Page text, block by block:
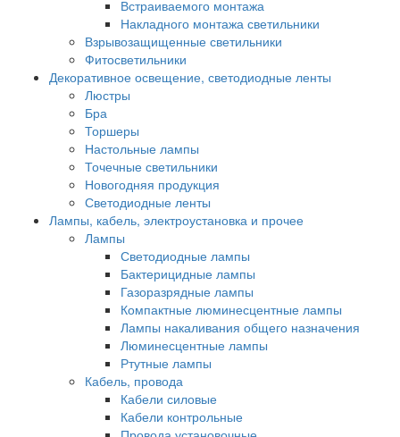
Встраиваемого монтажа
Накладного монтажа светильники
Взрывозащищенные светильники
Фитосветильники
Декоративное освещение, светодиодные ленты
Люстры
Бра
Торшеры
Настольные лампы
Точечные светильники
Новогодняя продукция
Светодиодные ленты
Лампы, кабель, электроустановка и прочее
Лампы
Светодиодные лампы
Бактерицидные лампы
Газоразрядные лампы
Компактные люминесцентные лампы
Лампы накаливания общего назначения
Люминесцентные лампы
Ртутные лампы
Кабель, провода
Кабели силовые
Кабели контрольные